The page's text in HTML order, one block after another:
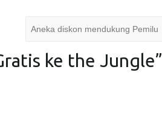
Aneka diskon mendukung Pemilu
ke the Jungle”